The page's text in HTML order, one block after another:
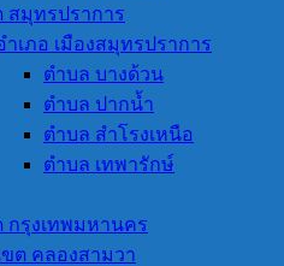
สมุทรปราการ
ำเภอ เมืองสมุทรปราการ
ตำบล บางด้วน
ตำบล ปากน้ำ
ตำบล สำโรงเหนือ
ตำบล เทพารักษ์
กรุงเทพมหานคร
ขต คลองสามวา